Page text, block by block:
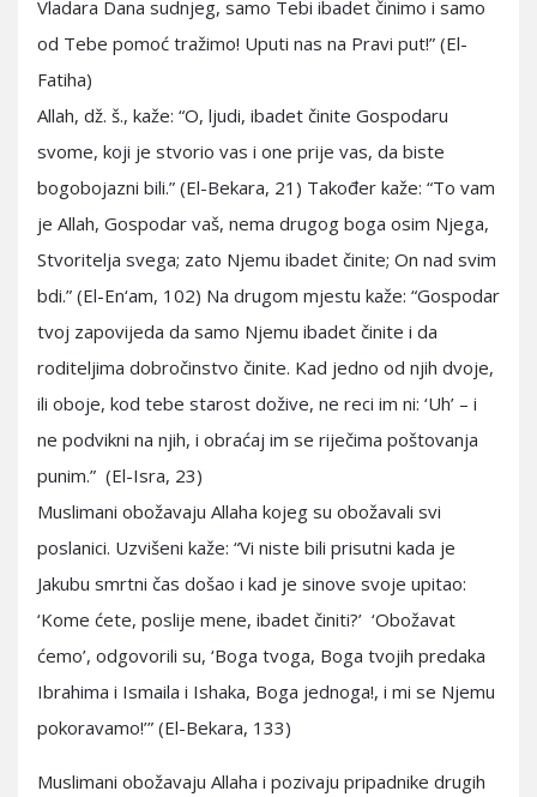
Vladara Dana sudnjeg, samo Tebi ibadet činimo i samo
od Tebe pomoć tražimo! Uputi nas na Pravi put!” (El-
Fatiha)
Allah, dž. š., kaže: “O, ljudi, ibadet činite Gospodaru
svome, koji je stvorio vas i one prije vas, da biste
bogobojazni bili.” (El-Bekara, 21) Također kaže: “To vam
je Allah, Gospodar vaš, nema drugog boga osim Njega,
Stvoritelja svega; zato Njemu ibadet činite; On nad svim
bdi.” (El-En‘am, 102) Na drugom mjestu kaže: “Gospodar
tvoj zapovijeda da samo Njemu ibadet činite i da
roditeljima dobročinstvo činite. Kad jedno od njih dvoje,
ili oboje, kod tebe starost dožive, ne reci im ni: ‘Uh’ – i
ne podvikni na njih, i obraćaj im se riječima poštovanja
punim.” (El-Isra, 23)
Muslimani obožavaju Allaha kojeg su obožavali svi
poslanici. Uzvišeni kaže: “Vi niste bili prisutni kada je
Jakubu smrtni čas došao i kad je sinove svoje upitao:
‘Kome ćete, poslije mene, ibadet činiti?’ ‘Obožavat
ćemo’, odgovorili su, ‘Boga tvoga, Boga tvojih predaka
Ibrahima i Ismaila i Ishaka, Boga jednoga!, i mi se Njemu
pokoravamo!’” (El-Bekara, 133)
Muslimani obožavaju Allaha i pozivaju pripadnike drugih